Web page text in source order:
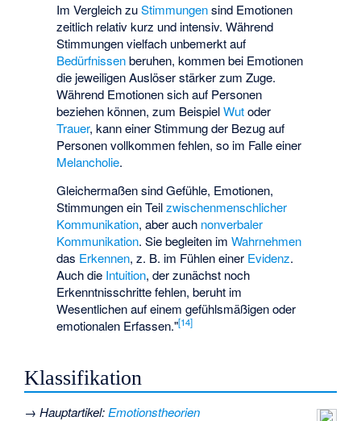
Im Vergleich zuStimmungensind Emotionen
zeitlich relativ kurz und intensiv. Während
Stimmungen vielfach unbemerkt auf
Bedürfnissenberuhen, kommen bei Emotionen
die jeweiligen Auslöser stärker zum Zuge.
Während Emotionen sich auf Personen
beziehen können, zum BeispielWutoder
Trauer, kann einer Stimmung der Bezug auf
Personen vollkommen fehlen, so im Falle einer
Melancholie.
Gleichermaßen sind Gefühle, Emotionen,
Stimmungen ein Teilzwischenmenschlicher
Kommunikation, aber auch nonverbaler
Kommunikation. Sie begleiten imWahrnehmen
das Erkennen, z. B. im Fühlen einer Evidenz.
Auch die Intuition, der zunächst noch
Erkenntnisschritte fehlen, beruht im
Wesentlichen auf einem gefühlsmäßigen oder
emotionalen Erfassen."[14]
Klassifikation
→Hauptartikel: Emotionstheorien